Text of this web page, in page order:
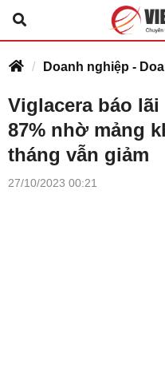
Doanh nghiệp -
Viglacera báo
87% nhờ mảng
tháng vẫn giảm
27/10/2023 00:21